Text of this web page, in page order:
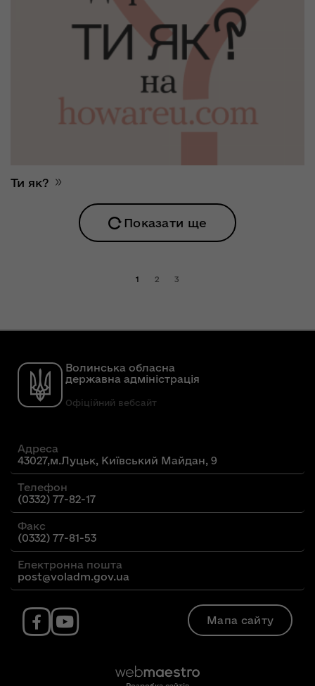
Ти як?
Показати ще
1 2 3
Волинська обласна
державна адміністрація
Офіційний вебсайт
Адреса
43027,м.Луцьк, Київський Майдан, 9
Телефон
(0332) 77-82-17
Факс
(0332) 77-81-53
Електронна пошта
post@voladm.gov.ua
Мапа сайту